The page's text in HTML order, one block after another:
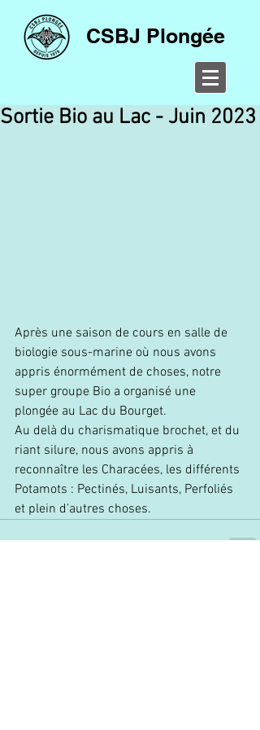
CSBJ Plongée
Sortie Bio au Lac - Juin 2023
Après une saison de cours en salle de
biologie sous-marine où nous avons
appris énormément de choses, notre
super groupe Bio a organisé une
plongée au Lac du Bourget.
Au delà du charismatique brochet, et du
riant silure, nous avons appris à
reconnaître les Characées, les différents
Potamots : Pectinés, Luisants, Perfoliés
et plein d'autres choses.